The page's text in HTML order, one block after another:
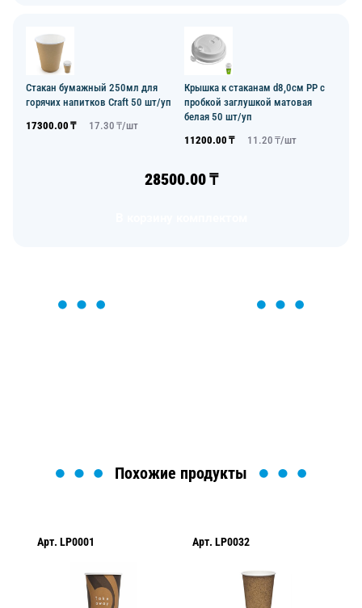
Стакан бумажный 250мл для
горячих напитков Craft 50 шт/уп
17300.00 ₸ 17.30 ₸/шт
Крышка к стаканам d8,0см PP с
пробкой заглушкой матовая
белая 50 шт/уп
11200.00 ₸ 11.20 ₸/шт
28500.00₸
Похожие продукты
Арт. LP0001 Арт. LP0032